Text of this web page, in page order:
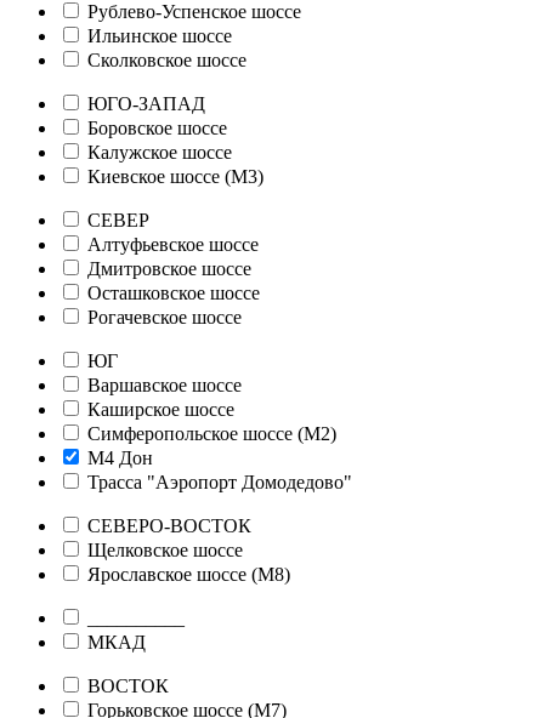
Рублево-Успенское шоссе
Ильинское шоссе
Сколковское шоссе
ЮГО-ЗАПАД
Боровское шоссе
Калужское шоссе
Киевское шоссе (М3)
СЕВЕР
Алтуфьевское шоссе
Дмитровское шоссе
Осташковское шоссе
Рогачевское шоссе
ЮГ
Варшавское шоссе
Каширское шоссе
Симферопольское шоссе (М2)
М4 Дон
Трасса "Аэропорт Домодедово"
СЕВЕРО-ВОСТОК
Щелковское шоссе
Ярославское шоссе (М8)
МКАД
ВОСТОК
Горьковское шоссе (М7)